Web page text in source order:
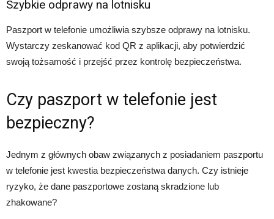
Szybkie odprawy na lotnisku
Paszport w telefonie umożliwia szybsze odprawy na lotnisku.
Wystarczy zeskanować kod QR z aplikacji, aby potwierdzić
swoją tożsamość i przejść przez kontrolę bezpieczeństwa.
Czy paszport w telefonie jest
bezpieczny?
Jednym z głównych obaw związanych z posiadaniem paszportu
w telefonie jest kwestia bezpieczeństwa danych. Czy istnieje
ryzyko, że dane paszportowe zostaną skradzione lub
zhakowane?